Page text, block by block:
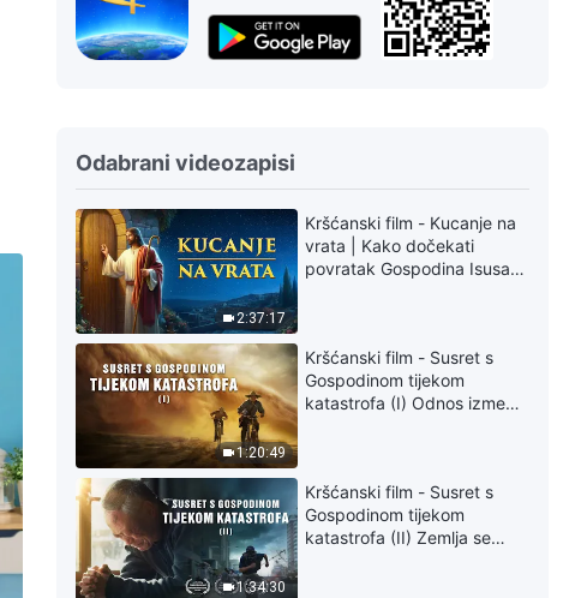
Odabrani videozapisi
2:37:17
Kršćanski film - Kucanje na
vrata | Kako dočekati
povratak Gospodina Isusa
1:20:49
Kršćanski film - Susret s
Gospodinom tijekom
katastrofa (I) Odnos između
1:34:30
Kršćanski film - Susret s
Gospodinom tijekom
katastrofa (II) Zemlja se